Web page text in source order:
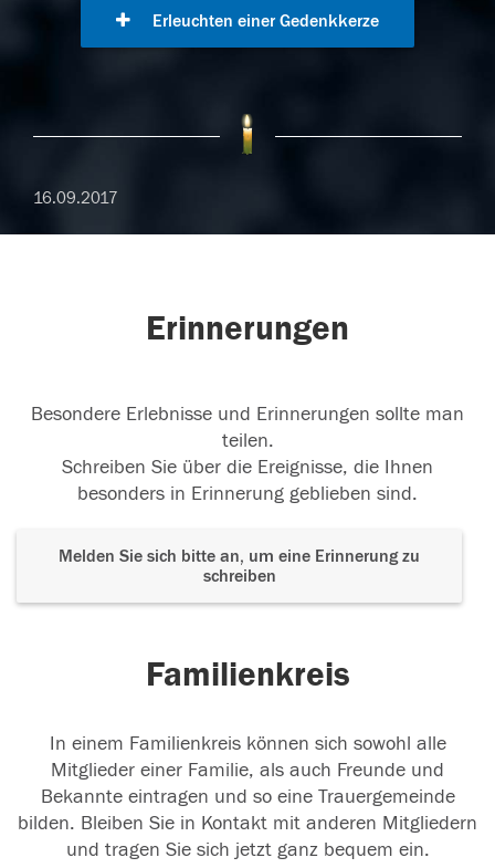
Erleuchten einer Gedenkkerze
16.09.2017
Erinnerungen
Besondere Erlebnisse und Erinnerungen sollte man
teilen.
Schreiben Sie über die Ereignisse, die Ihnen
besonders in Erinnerung geblieben sind.
Melden Sie sich bitte an, um eine Erinnerung zu
schreiben
Familienkreis
In einem Familienkreis können sich sowohl alle
Mitglieder einer Familie, als auch Freunde und
Bekannte eintragen und so eine Trauergemeinde
bilden. Bleiben Sie in Kontakt mit anderen Mitgliedern
und tragen Sie sich jetzt ganz bequem ein.